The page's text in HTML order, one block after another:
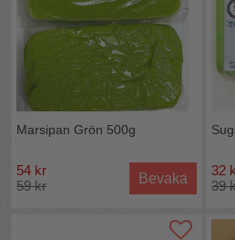
Marsipan (socker,
glukossirap, sorbitol, vatten,
(E418 och invertas),
Marsipan Grön 500g
54 kr
59 kr
Bevaka
32
39